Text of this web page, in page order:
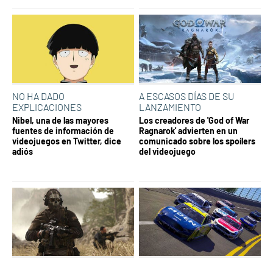
NO HA DADO
EXPLICACIONES
Nibel, una de las mayores
fuentes de información de
videojuegos en Twitter, dice
adiós
A ESCASOS DÍAS DE SU
LANZAMIENTO
Los creadores de 'God of War
Ragnarok' advierten en un
comunicado sobre los spoílers
del videojuego